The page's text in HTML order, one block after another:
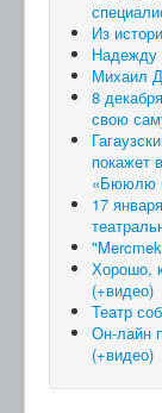
Из
Надежду
Михаил
8
свою
покажет
«Бююлю
17
Хорошо,
(+видео)
Театр
Он-лайн
(+видео)